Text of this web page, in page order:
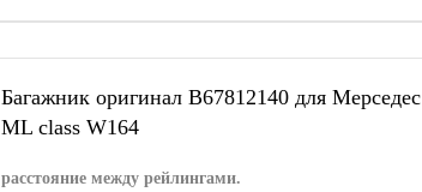
Багажник оригинал B67812140 для Мерседес
ML class W164
расстояние между рейлингами.